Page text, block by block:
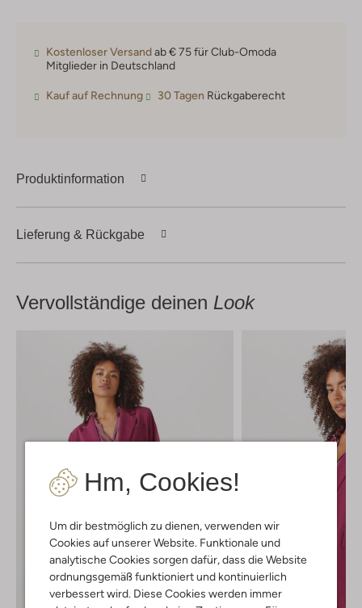
Hm, Cookies!
Um dir bestmöglich zu dienen, verwenden wir
Cookies auf unserer Website. Funktionale und
analytische Cookies sorgen dafür, dass die Website
ordnungsgemäß funktioniert und kontinuierlich
verbessert wird. Diese Cookies werden immer
Kostenloser Versandab € 75 für Club-Omoda
Mitglieder in Deutschland
Kauf auf Rechnung 30 Tagen Rückgaberecht
Produktinformation
Lieferung & Rückgabe
Vervollständige deinen Look